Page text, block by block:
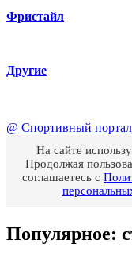
Фристайл
Другие
@ Спортивный портал
На сайте
Продолжая
соглашаетесь с
Популярное: